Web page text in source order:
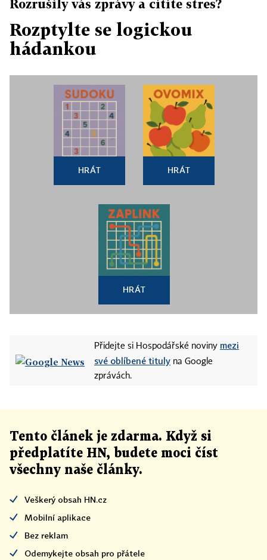
Rozrušily vás zprávy a cítíte stres?
Rozptylte se logickou
hádankou
HRÁT HRÁT
HRÁT
Přidejte si Hospodářské noviny mezi
své oblíbené tituly na Google
zprávách.
Tento článek je zdarma. Když si
předplatíte HN, budete moci číst
všechny naše články.
Veškerý obsah HN.cz
Mobilní aplikace
Bez reklam
Odemykejte obsah pro přátele